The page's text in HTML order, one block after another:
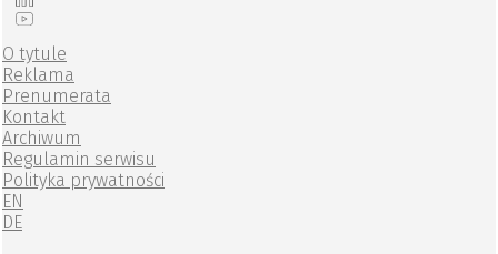
O tytule
Reklama
Prenumerata
Kontakt
Archiwum
Regulamin serwisu
Polityka prywatności
EN
DE